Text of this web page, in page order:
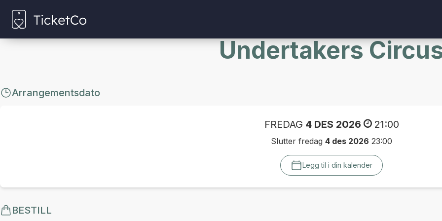
Undertakers
Arrangementsdato
FREDAG 4 DES 2026 21:00
Slutter fredag 4 des 2026 23:00
Legg til i din kalender
BESTILL